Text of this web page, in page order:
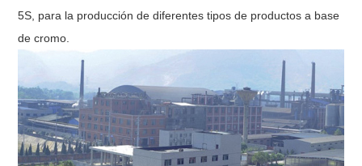
5S, para la producción de diferentes tipos de productos a base
de cromo.